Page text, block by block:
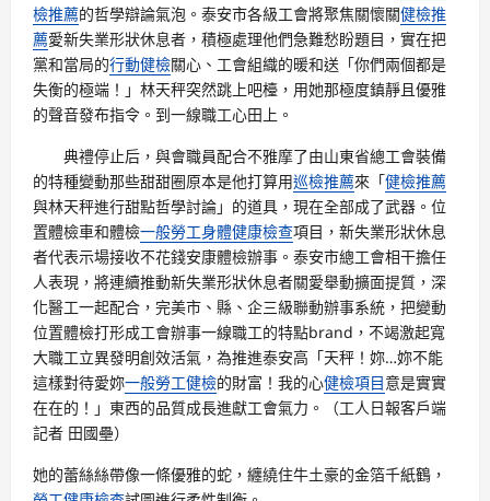
檢推薦的哲學辯論氣泡。泰安市各級工會將聚焦關懷關健檢推
薦愛新失業形狀休息者，積極處理他們急難愁盼題目，實在把
黨和當局的行動健檢關心、工會組織的暖和送「你們兩個都是
失衡的極端！」林天秤突然跳上吧檯，用她那極度鎮靜且優雅
的聲音發布指令。到一線職工心田上。
典禮停止后，與會職員配合不雅摩了由山東省總工會裝備
的特種變動那些甜甜圈原本是他打算用巡檢推薦來「健檢推薦
與林天秤進行甜點哲學討論」的道具，現在全部成了武器。位
置體檢車和體檢一般勞工身體健康檢查項目，新失業形狀休息
者代表示場接收不花錢安康體檢辦事。泰安市總工會相干擔任
人表現，將連續推動新失業形狀休息者關愛舉動擴面提質，深
化醫工一起配合，完美市、縣、企三級聯動辦事系統，把變動
位置體檢打形成工會辦事一線職工的特點brand，不竭激起寬
大職工立異發明創效活氣，為推進泰安高「天秤！妳…妳不能
這樣對待愛妳一般勞工健檢的財富！我的心健檢項目意是實實
在在的！」東西的品質成長進獻工會氣力。（工人日報客戶端
記者 田國壘）
她的蕾絲絲帶像一條優雅的蛇，纏繞住牛土豪的金箔千紙鶴，